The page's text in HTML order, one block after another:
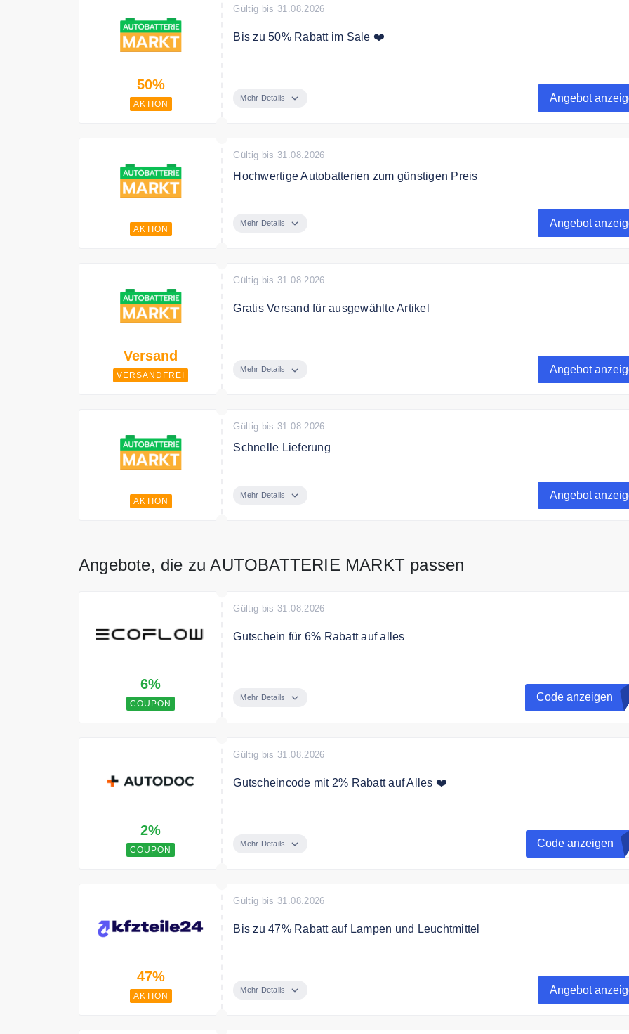
50%
AKTION
Gültig bis 31.08.2026
Bis zu 50% Rabatt im Sale ❤️
Mehr Details Angebot
AKTION
Gültig bis 31.08.2026
Hochwertige Autobatterien zum günstigen Preis
Mehr Details Angebot
Versand
VERSANDFREI
Gültig bis 31.08.2026
Gratis Versand für ausgewählte Artikel
Mehr Details Angebot
AKTION
Gültig bis 31.08.2026
Schnelle Lieferung
Mehr Details Angebot
Angebote, die zu AUTOBATTERIE MARKT passen
6%
COUPON
Gültig bis 31.08.2026
Gutschein für 6% Rabatt auf alles
Mehr Details Code anzeigen
2%
COUPON
Gültig bis 31.08.2026
Gutscheincode mit 2% Rabatt auf Alles ❤️
Mehr Details Code anzeigen
47%
AKTION
Gültig bis 31.08.2026
Bis zu 47% Rabatt auf Lampen und Leuchtmittel
Mehr Details Angebot